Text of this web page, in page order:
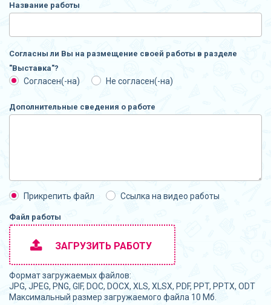
Название работы
Согласны ли Вы на размещение своей работы в разделе
"Выставка"?
Согласен(-на) Не согласен(-на)
Дополнительные сведения о работе
Прикрепить файл Ссылка на видео работы
Файл работы
ЗАГРУЗИТЬ РАБОТУ
Формат загружаемых файлов:
JPG, JPEG, PNG, GIF, DOC, DOCX, XLS, XLSX, PDF, PPT, PPTX, ODT
Максимальный размер загружаемого файла 10 Мб.